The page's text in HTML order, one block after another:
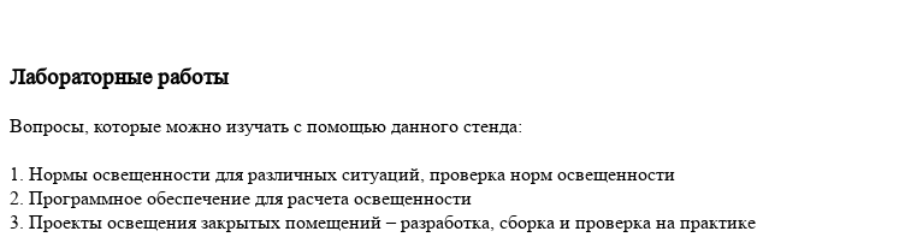
Лабораторные работы
Вопросы, которые можно изучать с помощью данного стенда:
1. Нормы освещенности для различных ситуаций, проверка норм освещенности
2. Программное обеспечение для расчета освещенности
3. Проекты освещения закрытых помещений – разработка, сборка и проверка на практике